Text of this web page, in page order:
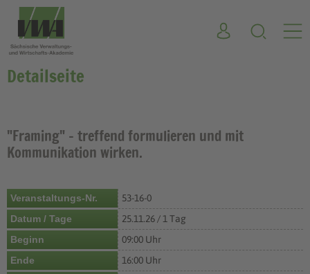
Detailseite
"Framing" - treffend formulieren und mit
Kommunikation wirken.
Veranstaltungs-Nr.
53-16-0
Datum / Tage
25.11.26 / 1 Tag
Beginn
09:00 Uhr
Ende
16:00 Uhr